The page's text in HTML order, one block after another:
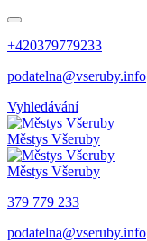
+420379779233
podatelna@vseruby.info
Vyhledávání
Městys Všeruby
Městys Všeruby
379 779 233
podatelna@vseruby.info